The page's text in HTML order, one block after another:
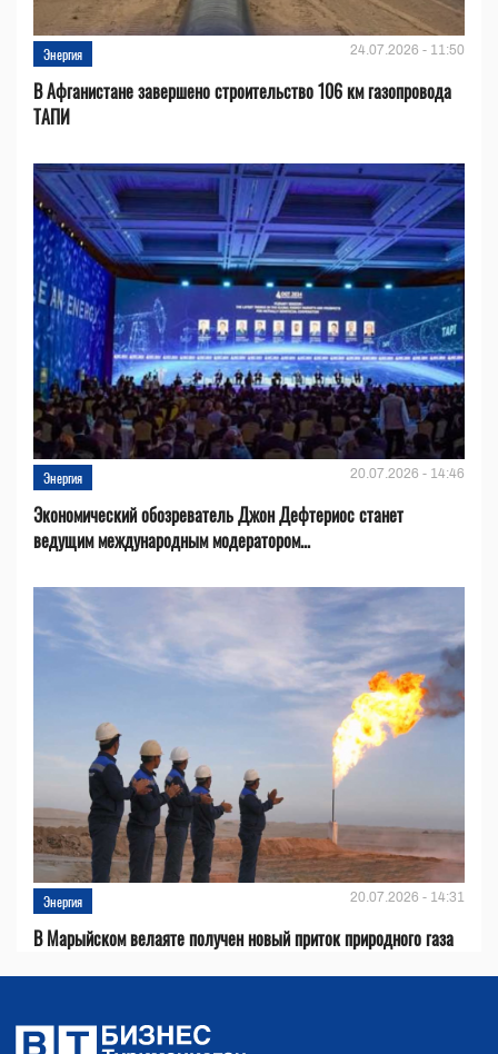
Энергия 24.07.2026 - 11:50
В Афганистане завершено строительство 106 км газопровода
ТАПИ
Энергия 20.07.2026 - 14:46
Экономический обозреватель Джон Дефтериос станет
ведущим международным модератором...
Энергия 20.07.2026 - 14:31
В Марыйском велаяте получен новый приток природного газа